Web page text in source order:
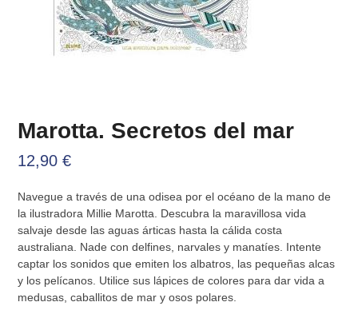
Marotta. Secretos del mar
12,90€
Navegue a través de una odisea por el océano de la mano de
la ilustradora Millie Marotta. Descubra la maravillosa vida
salvaje desde las aguas árticas hasta la cálida costa
australiana. Nade con delfines, narvales y manatíes. Intente
captar los sonidos que emiten los albatros, las pequeñas alcas
y los pelícanos. Utilice sus lápices de colores para dar vida a
medusas, caballitos de mar y osos polares.